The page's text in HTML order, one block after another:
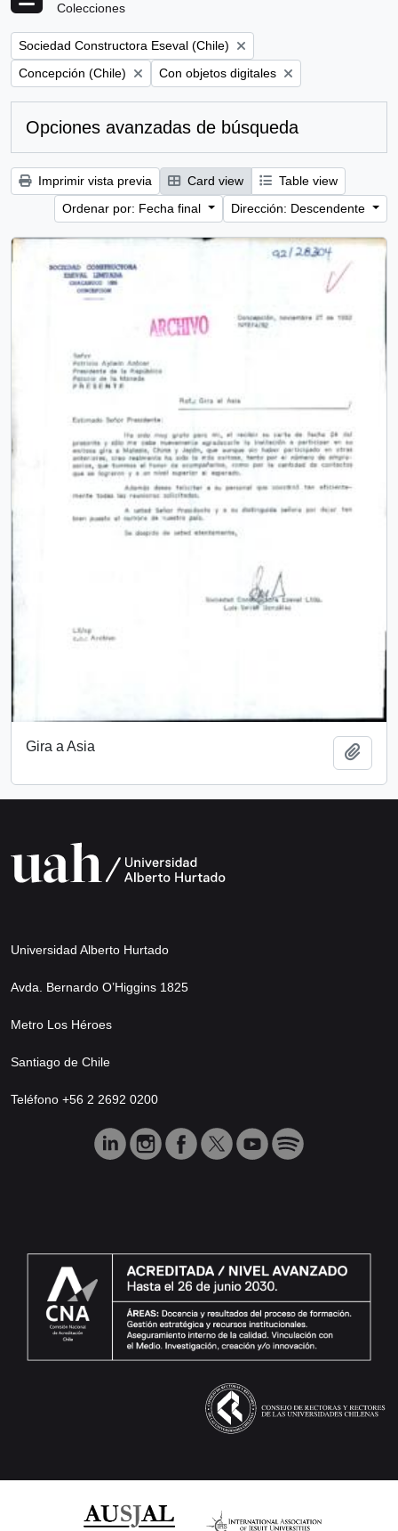
Colecciones
Remove filter:
Sociedad Constructora Eseval (Chile)
Remove filter:
Concepción (Chile) Remove filter:
Con objetos digitales
Opciones avanzadas de búsqueda
Imprimir vista previa Card view
Table view
Ordenar por: Fecha final
Dirección: Descendente
Gira a Asia
Universidad Alberto Hurtado
Avda. Bernardo O’Higgins 1825
Metro Los Héroes
Santiago de Chile
Teléfono +56 2 2692 0200